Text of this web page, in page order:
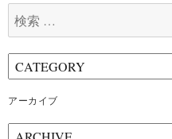
索:
アーカイブ